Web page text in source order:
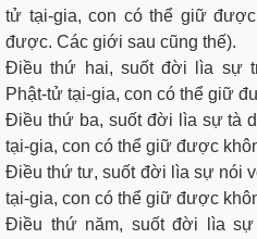
tử tại-gia, con có thể giữ
được. Các giới sau cũng thế).
Ðiều thứ hai, suốt đời lìa sự
Phật-tử tại-gia, con có thể giữ
Ðiều thứ ba, suốt đời lìa sự tà
tại-gia, con có thể giữ được
Ðiều thứ tư, suốt đời lìa sự nói
tại-gia, con có thể giữ được
Ðiều thứ năm, suốt đời lìa